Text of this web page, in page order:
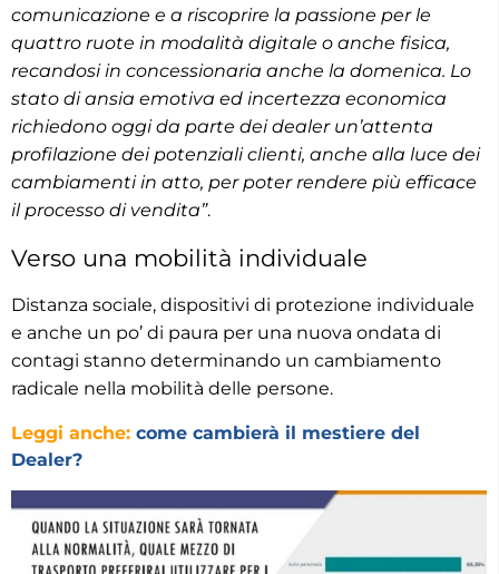
comunicazione e a riscoprire la passione per le
quattro ruote in modalità digitale o anche fisica,
recandosi in concessionaria anche la domenica. Lo
stato di ansia emotiva ed incertezza economica
richiedono oggi da parte dei dealer un’attenta
profilazione dei potenziali clienti, anche alla luce dei
cambiamenti in atto, per poter rendere più efficace
il processo di vendita”.
Verso una mobilità individuale
Distanza sociale, dispositivi di protezione individuale
e anche un po’ di paura per una nuova ondata di
contagi stanno determinando un cambiamento
radicale nella mobilità delle persone.
Leggi anche: come cambierà il mestiere del
Dealer?